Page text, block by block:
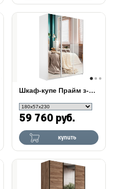
Шкаф-купе Прайм з-х дверный (Зеркало)
59 760 руб.
купить